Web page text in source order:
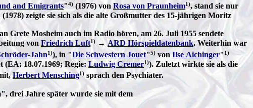
and Emigrants"4) (1976) vonRosa von Praunheim1), stand sie nur
(1978) zeigte sie sich als die alte Großmutter des 15-jährigen Moritz
Mosheim auch im Radio hören, am 26. Juli 1955 sendete
von Friedrich Luft1) →ARD Hörspieldatenbank. Weiterhin war
Jahn1)), in "Die Schwestern Jouet"5) vonIlse Aichinger" 1)
(EA: 18.07.1969; Regie: Ludwig Cremer1)). Zuletzt wirkte sie als die
Herbert Mensching1) sprach den Psychiater.
drei Jahre später wurde sie mit dem